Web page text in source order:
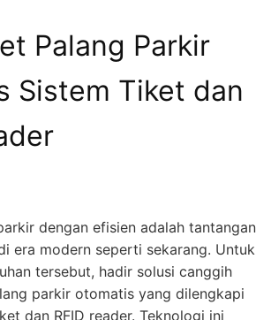
Palang Parkir
Sistem Tiket dan
dengan efisien adalah tantangan
era modern seperti sekarang. Untuk
tersebut, hadir solusi canggih
parkir otomatis yang dilengkapi
dan RFID reader. Teknologi ini